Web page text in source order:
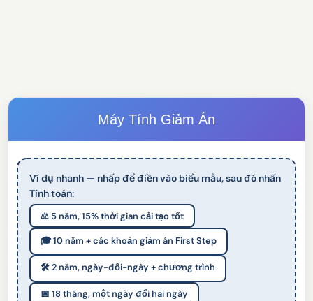
Máy Tính Giảm Án
Ví dụ nhanh — nhấp để điền vào biểu mẫu, sau đó nhấn
Tính toán:
⚖️ 5 năm, 15% thời gian cải tạo tốt
🎓 10 năm + các khoản giảm án First Step
🛠️ 2 năm, ngày-đổi-ngày + chương trình
📅 18 tháng, một ngày đổi hai ngày